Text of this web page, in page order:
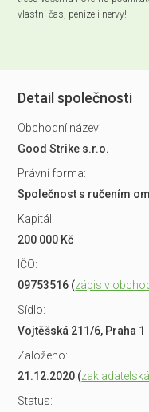
vlastní čas, peníze i nervy!
Detail společnosti
Obchodní název:
Good Strike s.r.o.
Právní forma:
Společnost s ručením
Kapitál:
200 000 Kč
IČO:
09753516 (zápis v
Sídlo:
Vojtěšská 211/6, Praha 1
Založeno:
21.12.2020 (
Status: